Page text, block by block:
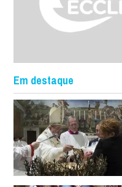
Em destaque